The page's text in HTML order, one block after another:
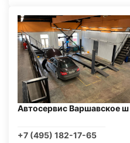
Автосервис Варшавское ш
+7 (495) 182-17-65